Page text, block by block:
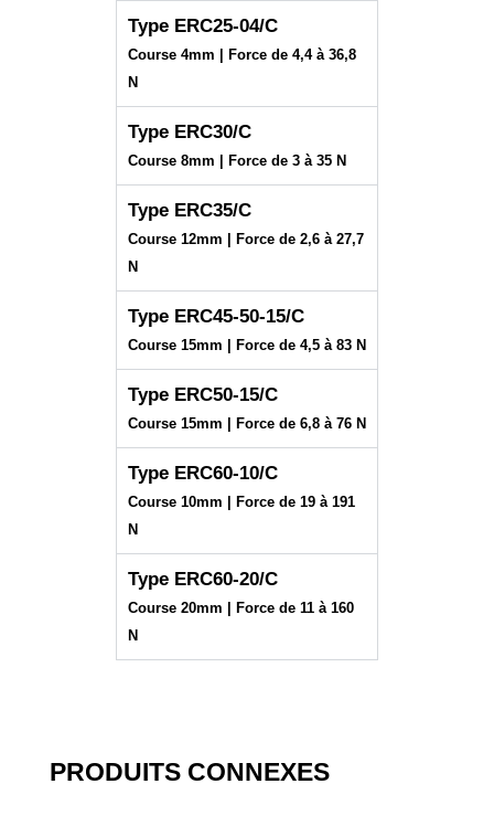
Type ERC25-04/C
Course 4mm | Force de 4,4 à 36,8
N
Type ERC30/C
Course 8mm | Force de 3 à 35 N
Type ERC35/C
Course 12mm | Force de 2,6 à 27,7
N
Type ERC45-50-15/C
Course 15mm | Force de 4,5 à 83 N
Type ERC50-15/C
Course 15mm | Force de 6,8 à 76 N
Type ERC60-10/C
Course 10mm | Force de 19 à 191
N
Type ERC60-20/C
Course 20mm | Force de 11 à 160
N
PRODUITS CONNEXES